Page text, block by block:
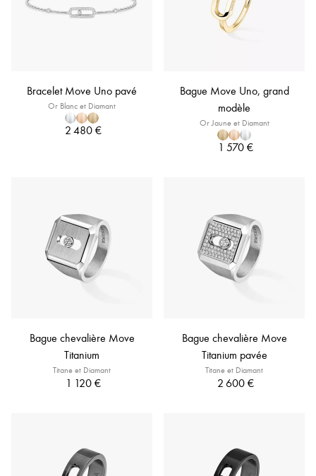
Bracelet Move Uno pavé
Or Blanc et Diamant
2 480 €
Bague Move Uno, grand
modèle
Or Jaune et Diamant
1 570 €
Bague chevalière Move
Titanium
Titane et Diamant
1 120 €
Bague chevalière Move
Titanium pavée
Titane et Diamant
2 600 €